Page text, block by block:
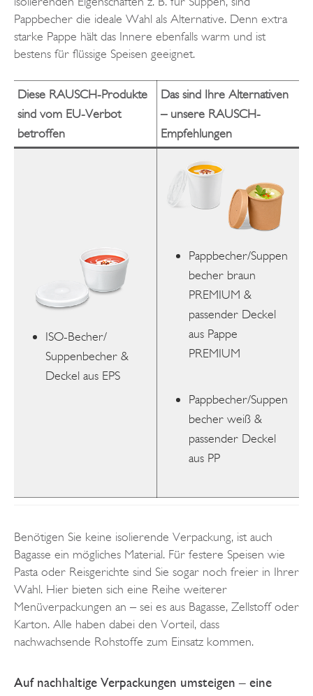
Pappbecher die ideale Wahl als Alternative. Denn extra
starke Pappe hält das Innere ebenfalls warm und ist
bestens für flüssige Speisen geeignet.
Diese RAUSCH-Produkte
sind vom EU-Verbot
betroffen
Das sind Ihre Alternativen
– unsere RAUSCH-
Empfehlungen
ISO-Becher/
Suppenbecher &
Deckel aus EPS
Pappbecher/Suppen
becher braun
PREMIUM &
passender Deckel
aus Pappe
PREMIUM
Pappbecher/Suppen
becher weiß &
passender Deckel
aus PP
Benötigen Sie keine isolierende Verpackung, ist auch
Bagasse ein mögliches Material. Für festere Speisen wie
Pasta oder Reisgerichte sind Sie sogar noch freier in Ihrer
Wahl. Hier bieten sich eine Reihe weiterer
Menüverpackungen an – sei es aus Bagasse, Zellstoff oder
Karton. Alle haben dabei den Vorteil, dass
nachwachsende Rohstoffe zum Einsatz kommen.
Auf nachhaltige Verpackungen umsteigen – eine